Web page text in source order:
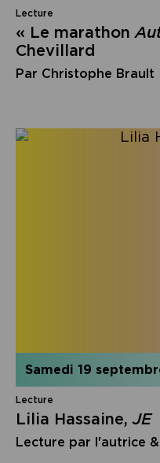
Lecture
« Le marathon
Chevillard
Par Christophe Brault
samedi 19
Lecture
Lilia Hassaine, JE
Lecture par l'autrice